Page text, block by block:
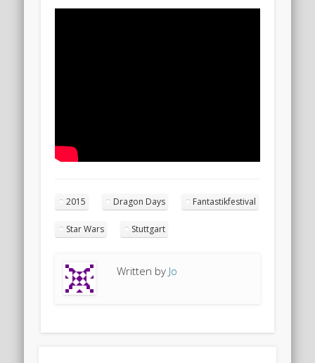
2015 Dragon Days Fantastikfestival
Star Wars Stuttgart
Written by Jo